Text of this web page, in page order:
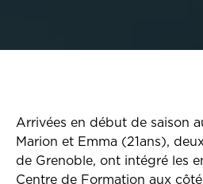
Arrivées en début de saison
Marion et Emma (21ans),
de Grenoble, ont intégré les
Centre de Formation aux